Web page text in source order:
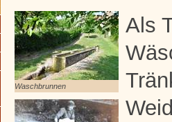
Waschbrunnen
Als